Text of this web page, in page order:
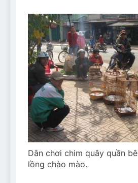
Dân chơi chim quây quần
lồng chào mào.